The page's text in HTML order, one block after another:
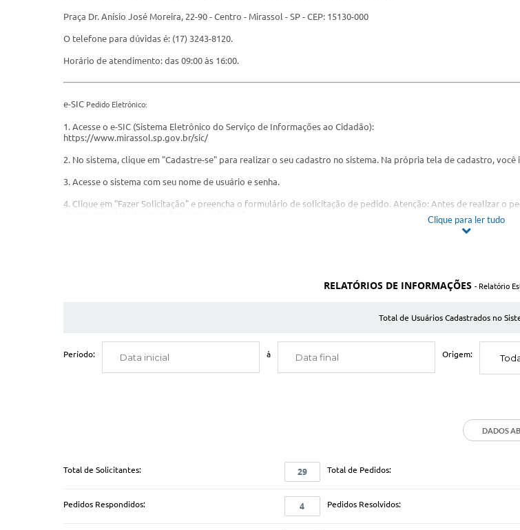
Praça Dr. Anísio José Moreira, 22-90 - Centro - Mirassol - SP - CEP: 15130-000
O telefone para dúvidas é: (17) 3243-8120.
Horário de atendimento: das 09:00 às 16:00.
e-SIC Pedido Eletrônico:
1. Acesse o e-SIC (Sistema Eletrônico do Serviço de Informações ao Cidadão):
https://www.mirassol.sp.gov.br/sic/
2. No sistema, clique em "Cadastre-se" para realizar o seu cadastro no sistema. Na própria tela de cadastro, você
3. Acesse o sistema com seu nome de usuário e senha.
4. Clique em "Fazer Solicitação" e preencha o formulário de solicitação de pedido. Atenção: Antes de realizar o
5. O e-SIC irá disponibilizar um número de protocolo e, também, o enviarão por e-mail. Guarde o seu número
Em qualquer caso, o prazo para resposta ao seu pedido é de até 20 (vinte) dias corridos. Esse prazo pode ser
caso de informação apresentada em desacordo com o solicitado, podendo apresentar seu recurso por essa
Lei Complementar nº 131/2009 Lei que acrescenta dispositivos à Lei de Responsabilidade Fiscal
Clique para ler tudo
RELATÓRIOS DE INFORMAÇÕES - Relatório
Total de Usuários Cadastrados no
Período: à Origem:
DADOS
Total de Solicitantes: 29 Total de Pedidos:
Pedidos Respondidos: 4 Pedidos Resolvidos: